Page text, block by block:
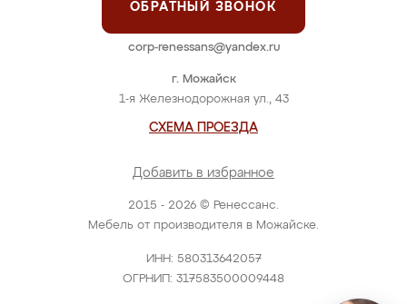
2015 - 2026 © Ренессанс.
Мебель от производителя в Можайске.
ИНН: 580313642057
ОГРНИП: 317583500009448
г. Можайск
1-я Железнодорожная ул., 43
СХЕМА ПРОЕЗДА
Добавить в избранное
ОБРАТНЫЙ ЗВОНОК
corp-renessans@yandex.ru